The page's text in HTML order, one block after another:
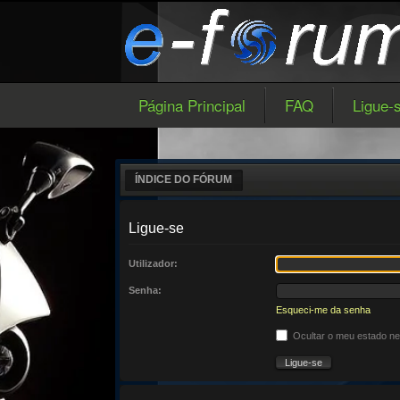
Página Principal FAQ Ligue-
ÍNDICE DO FÓRUM
Ligue-se
Utilizador:
Senha:
Esqueci-me da senha
Ocultar o meu estado